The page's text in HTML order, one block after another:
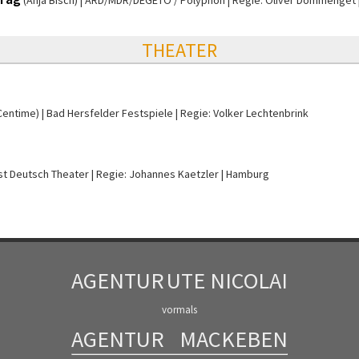
THEATER
Bad Hersfelder Festspiele Regie: Volker Lechtenbrink
Deutsch Theater Regie: Johannes Kaetzler Hamburg
AGENTURUTE NICOLAI
vormals
AGENTUR MACKEBEN